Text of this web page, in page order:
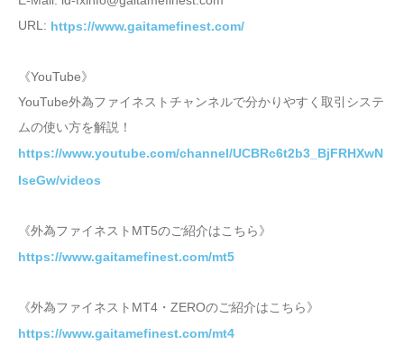
URL: https://www.gaitamefinest.com/
《YouTube》
YouTube外為ファイネストチャンネルで分かりやすく取引システ
ムの使い方を解説！
https://www.youtube.com/channel/UCBRc6t2b3_BjFRHXwN
IseGw/videos
《外為ファイネストMT5のご紹介はこちら》
https://www.gaitamefinest.com/mt5
《外為ファイネストMT4・ZEROのご紹介はこちら》
https://www.gaitamefinest.com/mt4